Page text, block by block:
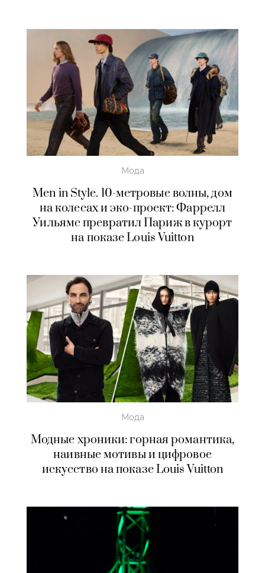
Мода
Men in Style. 10-метровые волны, дом
на колесах и эко-проект: Фаррелл
Уильямс превратил Париж в курорт
на показе Louis Vuitton
Мода
Модные хроники: горная романтика,
наивные мотивы и цифровое
искусство на показе Louis Vuitton